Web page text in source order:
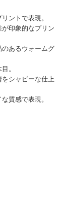
ントで表現。
印象的なプリン
あるウォームグ
。
シャビーな仕上
質感で表現。